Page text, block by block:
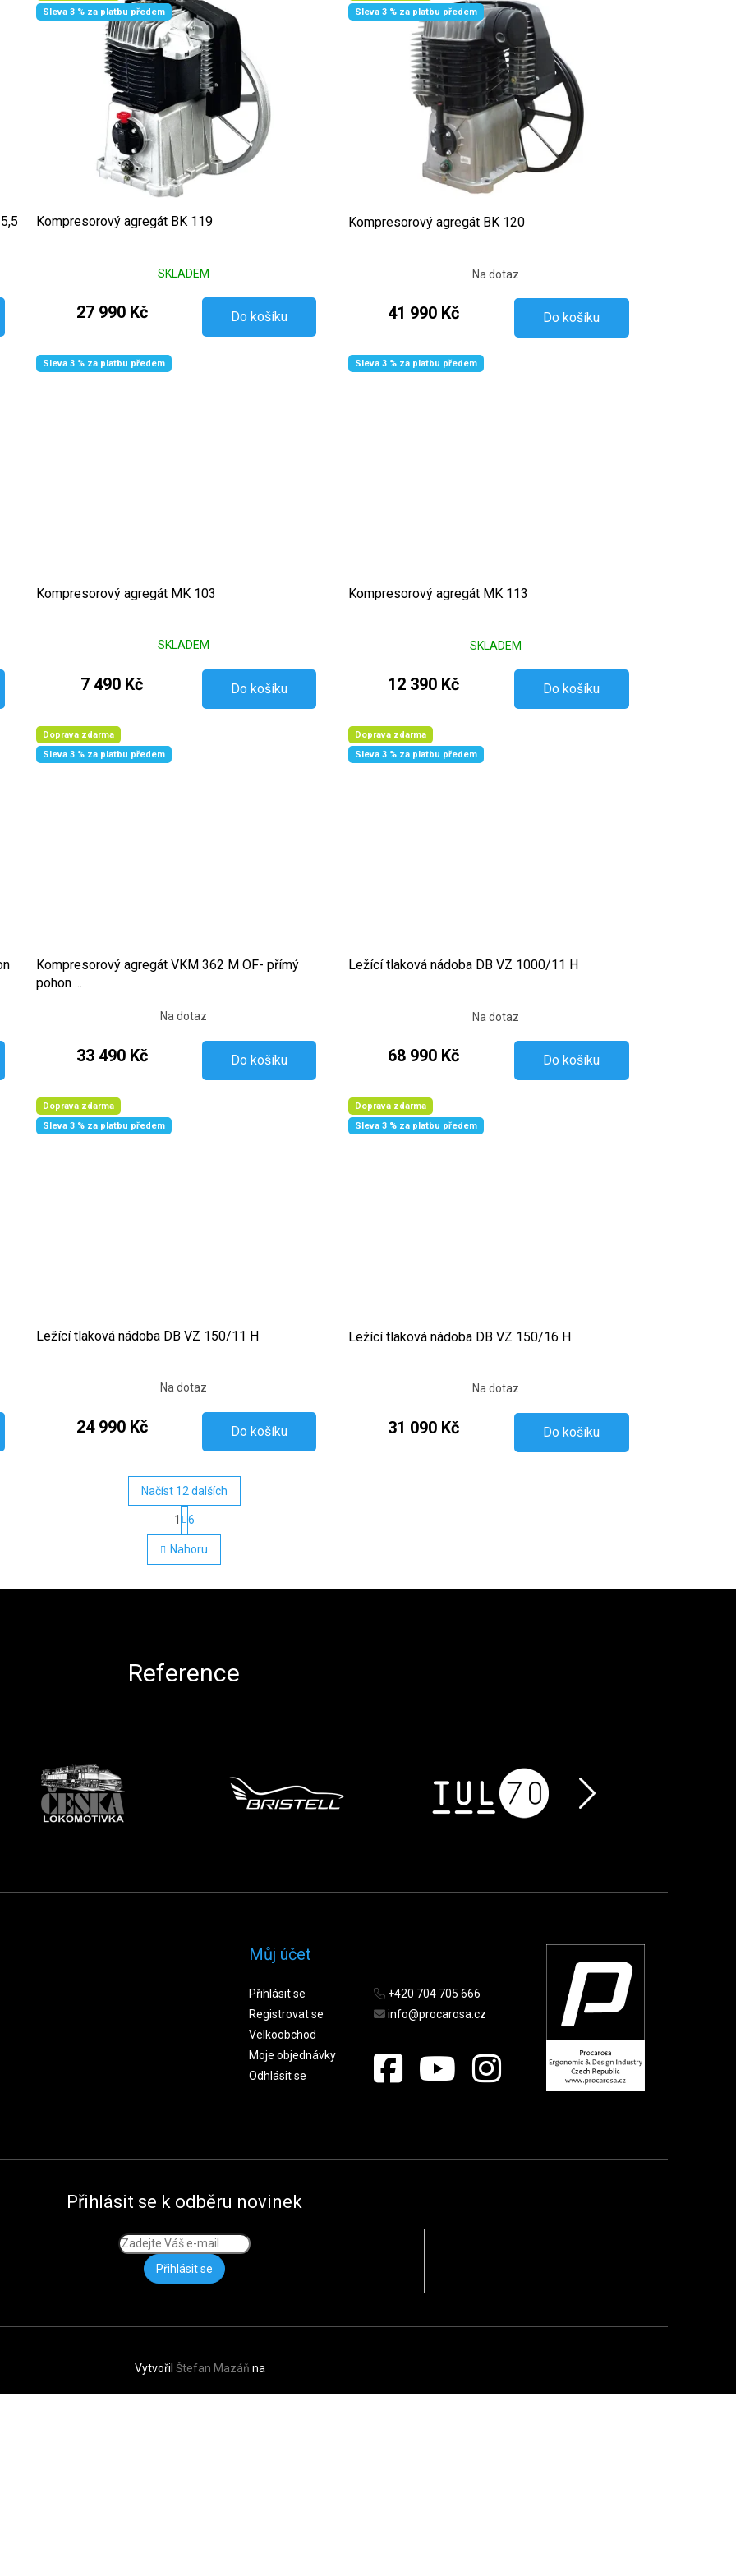
Sleva 3 % za platbu předem
Kompresorový agregát BK 119
SKLADEM
27 990 Kč Do košíku
Sleva 3 % za platbu předem
Kompresorový agregát BK 120
Na dotaz
41 990 Kč Do košíku
Sleva 3 % za platbu předem
Kompresorový agregát MK 103
SKLADEM
7 490 Kč Do košíku
Sleva 3 % za platbu předem
Kompresorový agregát MK 113
SKLADEM
12 390 Kč Do košíku
Doprava zdarma
Sleva 3 % za platbu předem
Kompresorový agregát VKM 362 M OF- přímý
pohon ...
Na dotaz
33 490 Kč Do košíku
Doprava zdarma
Sleva 3 % za platbu předem
Ležící tlaková nádoba DB VZ 1000/11 H
Na dotaz
68 990 Kč Do košíku
Doprava zdarma
Sleva 3 % za platbu předem
Ležící tlaková nádoba DB VZ 150/11 H
Na dotaz
24 990 Kč Do košíku
Doprava zdarma
Sleva 3 % za platbu předem
Ležící tlaková nádoba DB VZ 150/16 H
Na dotaz
31 090 Kč Do košíku
Ovládací prvky výpisu
Načíst 12 dalších
Stránkování
1 6
Nahoru
Reference
Můj účet
Přihlásit se
Registrovat se
Velkoobchod
Moje objednávky
Odhlásit se
+420 704 705 666
info@procarosa.cz
Přihlásit se k odběru novinek
Přihlásit se
Vytvořil Štefan Mazáň na